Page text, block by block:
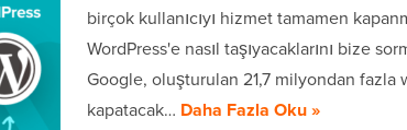
birçok kullanıcıyı hizmet tamamen
WordPress'e nasıl taşıyacaklarını bize
Google, oluşturulan 21,7 milyondan fazla
kapatacak… Daha Fazla Oku »